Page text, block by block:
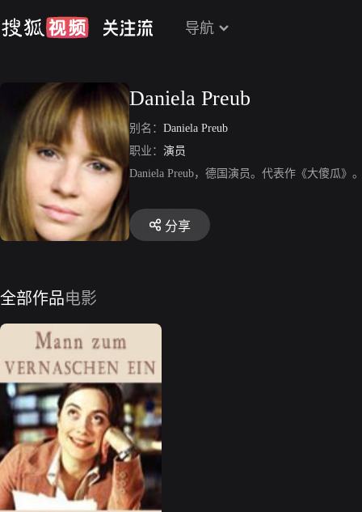
导航
Daniela Preub
别名： Daniela Preub
职业： 演员
Daniela Preub，德国演员。代表作《大傻瓜》
分享
全部作品电影